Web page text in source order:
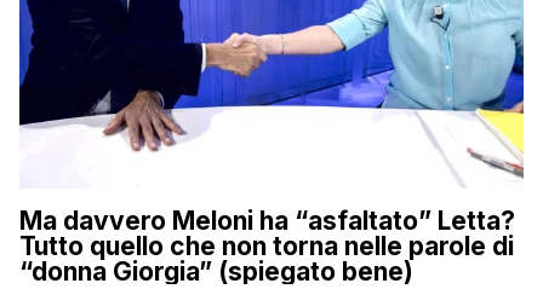
Ma davvero Meloni ha “asfaltato” Letta?
Tutto quello che non torna nelle parole di
“donna Giorgia” (spiegato bene)